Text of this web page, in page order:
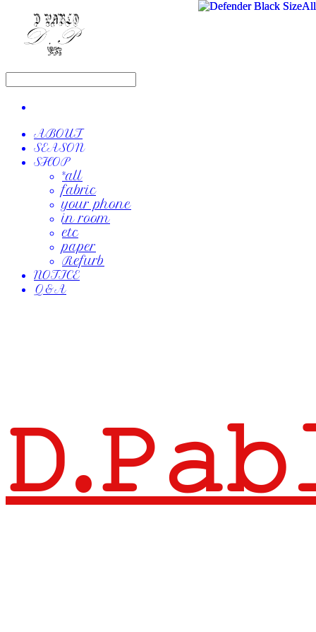
ABOUT
SEASON
SHOP
*all
fabric
your phone
in room
etc
paper
Refurb
NOTICE
Q&A